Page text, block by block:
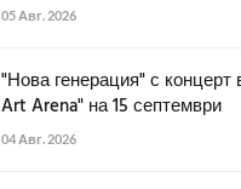
05 Авг. 2026
"Нова генерация" с концерт
Art Arena" на 15 септември
04 Авг. 2026